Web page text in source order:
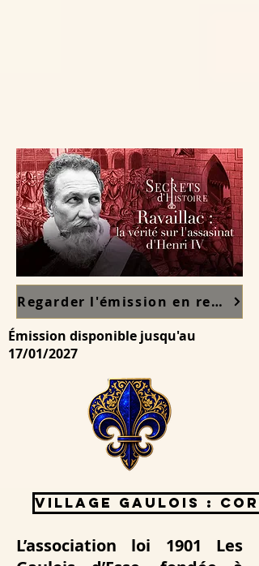
Regarder l'émission en replay sur France TV ici
Émission disponible jusqu'au
17/01/2027
Village Gaulois :
L’association loi 1901 Les